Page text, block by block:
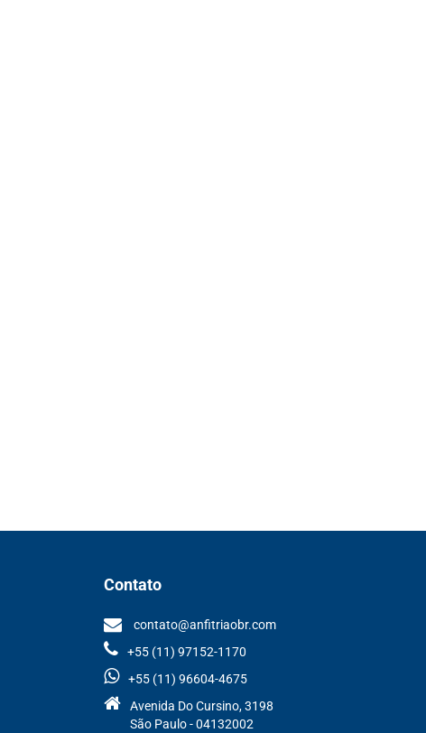
Contato
contato@anfitriaobr.com
+55 (11) 97152-1170
+55 (11) 96604-4675
Avenida Do Cursino, 3198
São Paulo - 04132002